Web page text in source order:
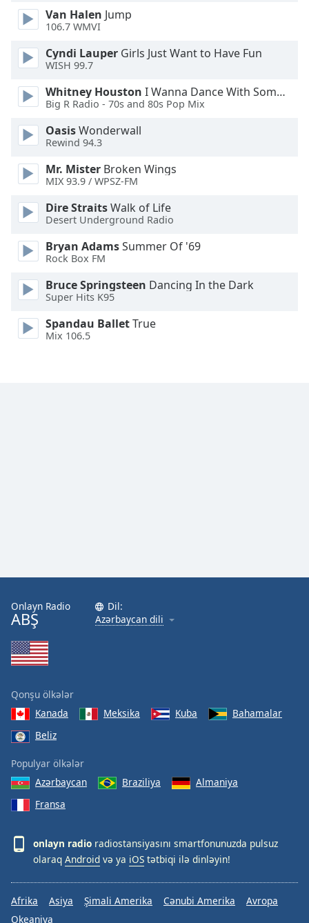
Font
Family
Reset
Close
Modal
dialog
window.
Van Halen Jump
106.7 WMVI
Cyndi Lauper Girls Just Want to Have Fun
WISH 99.7
Whitney Houston I Wanna Dance With Somebody
Big R Radio - 70s and 80s Pop Mix
OasisWonderwall
Rewind 94.3
Mr. Mister Broken Wings
MIX 93.9 / WPSZ-FM
Dire StraitsWalk of Life
Desert Underground Radio
Bryan AdamsSummer Of '69
Rock Box FM
Bruce Springsteen Dancing In the Dark
Super Hits K95
Spandau BalletTrue
Mix 106.5
Onlayn Radio
ABŞ
Dil:
Azərbaycan dili
Qonşu ölkələr
Kanada
Meksika Kuba
Bahamalar
Beliz
Populyar ölkələr
Azərbaycan
Braziliya
Almaniya
Fransa
onlayn radio radiostansiyasını smartfonunuzda pulsuz
olaraq Android və ya iOS tətbiqi ilə dinləyin!
Afrika Asiya Şimali Amerika Cənubi Amerika
Avropa
Okeaniya